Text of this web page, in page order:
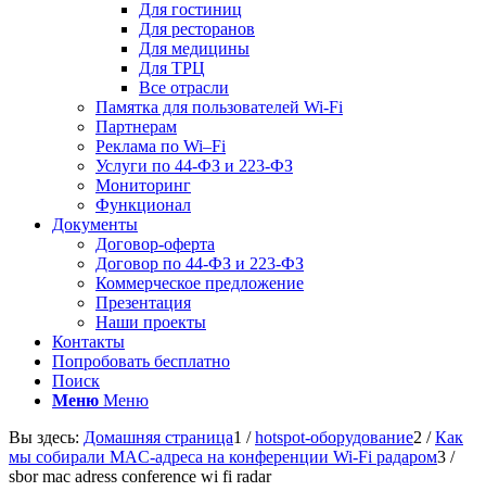
Для гостиниц
Для ресторанов
Для медицины
Для ТРЦ
Все отрасли
Памятка для пользователей Wi-Fi
Партнерам
Реклама по Wi–Fi
Услуги по 44-ФЗ и 223-ФЗ
Мониторинг
Функционал
Документы
Договор-оферта
Договор по 44-ФЗ и 223-ФЗ
Коммерческое предложение
Презентация
Наши проекты
Контакты
Попробовать бесплатно
Поиск
Меню Меню
Вы здесь: Домашняя страница1 / hotspot-оборудование2 / Как
мы собирали MAC-адреса на конференции Wi-Fi радаром3 /
sbor mac adress conference wi fi radar